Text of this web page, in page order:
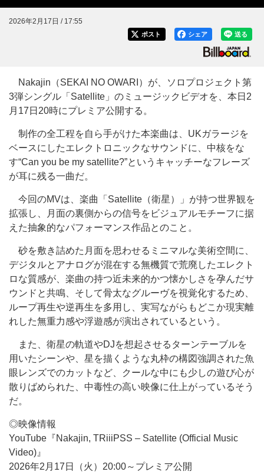
2026年2月17日 / 17:55
送る
シェア
ポスト
Nakajin（SEKAI NO OWARI）が、ソロプロジェクト第
3弾シングル「Satellite」のミュージックビデオを、本日2
月17日20時にプレミア公開する。
制作の全工程を自ら手がけた本楽曲は、UKガラージを
ベースにしたエレクトロニックなサウンドに、中核をな
す“Can you be my satellite?”というキャッチーなフレーズ
が耳に残る一曲だ。
今回のMVは、楽曲「Satellite（衛星）」が持つ世界観を
拡張し、月面の裏側からの信号をビジュアルモチーフに据
えた抽象的なパフォーマンス作品とのこと。
砂を敷き詰めた月面を思わせるミニマルな美術空間に、
デジタルとアナログが混在する無機質で荒廃したエレクト
ロな質感が、楽曲の持つ近未来的かつ懐かしさを孕んだサ
ウンドと共鳴、そして骨太なグルーヴを視覚化するため、
ループ再生や逆再生を多用し、実写ながらもどこか現実離
れした無重力感や浮遊感が演出されているという。
また、衛星の軌道やDJを想起させるターンテーブルを
用いたシーンや、星を描くような丸枠の構図強調された魚
眼レンズでのカットなど、クールな中にも少しの遊び心が
散りばめられた、中毒性の高い映像に仕上がっているそう
だ。
◎映像情報
YouTube『Nakajin, TRiiiPSS – Satellite (Official Music
Video)』
2026年2月17日（火）20:00～プレミア公開